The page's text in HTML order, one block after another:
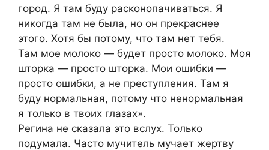
город. Я там буду расконопачиваться. Я
никогда там не была, но он прекраснее
этого. Хотя бы потому, что там нет тебя.
Там мое молоко — будет просто молоко. Моя
шторка — просто шторка. Мои ошибки —
просто ошибки, а не преступления. Там я
буду нормальная, потому что ненормальная
я только в твоих глазах».
Регина не сказала это вслух. Только
подумала. Часто мучитель мучает жертву